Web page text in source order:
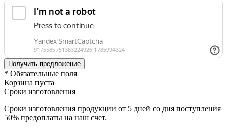
* Обязательные поля
Корзина пуста
Сроки изготовления
Сроки изготовления продукции от 5 дней со дня поступления
50% предоплаты на наш счет.